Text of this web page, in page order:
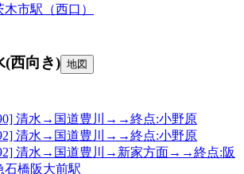
木市駅（西口）
(西向き) 地図
清水→国道豊川→→終点:小野原
清水→国道豊川→→終点:小野原
清水→国道豊川→新家方面→→終点:阪
石橋阪大前駅